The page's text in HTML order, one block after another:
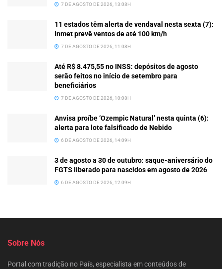
7 DE AGOSTO DE 2026, 13:08H
11 estados têm alerta de vendaval nesta sexta (7):
Inmet prevê ventos de até 100 km/h
7 DE AGOSTO DE 2026, 11:08H
Até R$ 8.475,55 no INSS: depósitos de agosto
serão feitos no início de setembro para
beneficiários
7 DE AGOSTO DE 2026, 10:08H
Anvisa proíbe ‘Ozempic Natural’ nesta quinta (6):
alerta para lote falsificado de Nebido
6 DE AGOSTO DE 2026, 14:09H
3 de agosto a 30 de outubro: saque-aniversário do
FGTS liberado para nascidos em agosto de 2026
6 DE AGOSTO DE 2026, 12:09H
Sobre Nós
Portal com tradição no País, especialista em conteúdos de